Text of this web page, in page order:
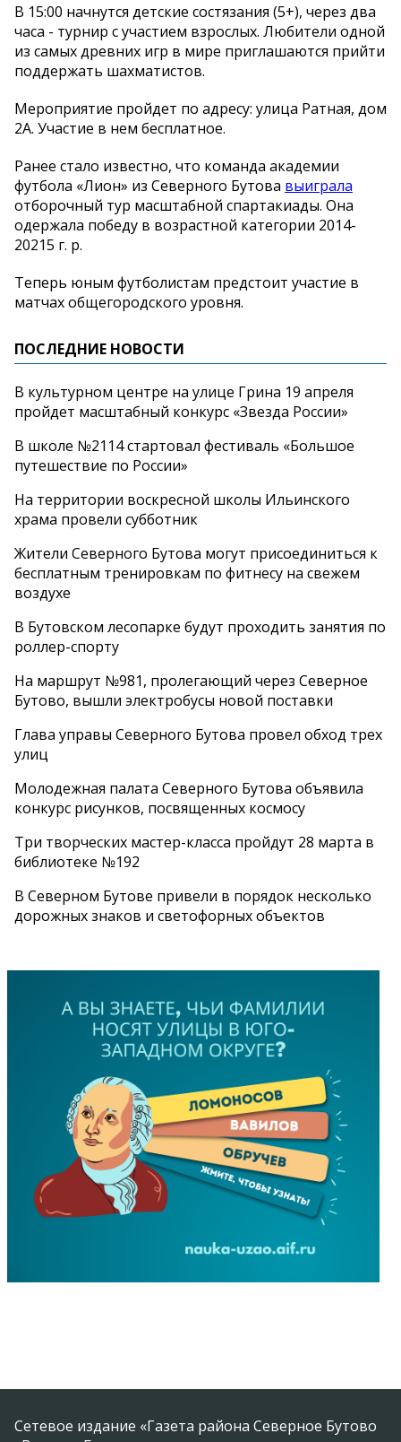
В 15:00 начнутся детские состязания (5+), через два
часа - турнир с участием взрослых. Любители одной
из самых древних игр в мире приглашаются прийти
поддержать шахматистов.
Мероприятие пройдет по адресу: улица Ратная, дом
2А. Участие в нем бесплатное.
Ранее стало известно, что команда академии
футбола «Лион» из Северного Бутова выиграла
отборочный тур масштабной спартакиады. Она
одержала победу в возрастной категории 2014-
20215 г. р.
Теперь юным футболистам предстоит участие в
матчах общегородского уровня.
ПОСЛЕДНИЕ НОВОСТИ
В культурном центре на улице Грина 19 апреля
пройдет масштабный конкурс «Звезда России»
В школе №2114 стартовал фестиваль «Большое
путешествие по России»
На территории воскресной школы Ильинского
храма провели субботник
Жители Северного Бутова могут присоединиться к
бесплатным тренировкам по фитнесу на свежем
воздухе
В Бутовском лесопарке будут проходить занятия по
роллер-спорту
На маршрут №981, пролегающий через Северное
Бутово, вышли электробусы новой поставки
Глава управы Северного Бутова провел обход трех
улиц
Молодежная палата Северного Бутова объявила
конкурс рисунков, посвященных космосу
Три творческих мастер-класса пройдут 28 марта в
библиотеке №192
В Северном Бутове привели в порядок несколько
дорожных знаков и светофорных объектов
Сетевое издание «Газета района Северное Бутово